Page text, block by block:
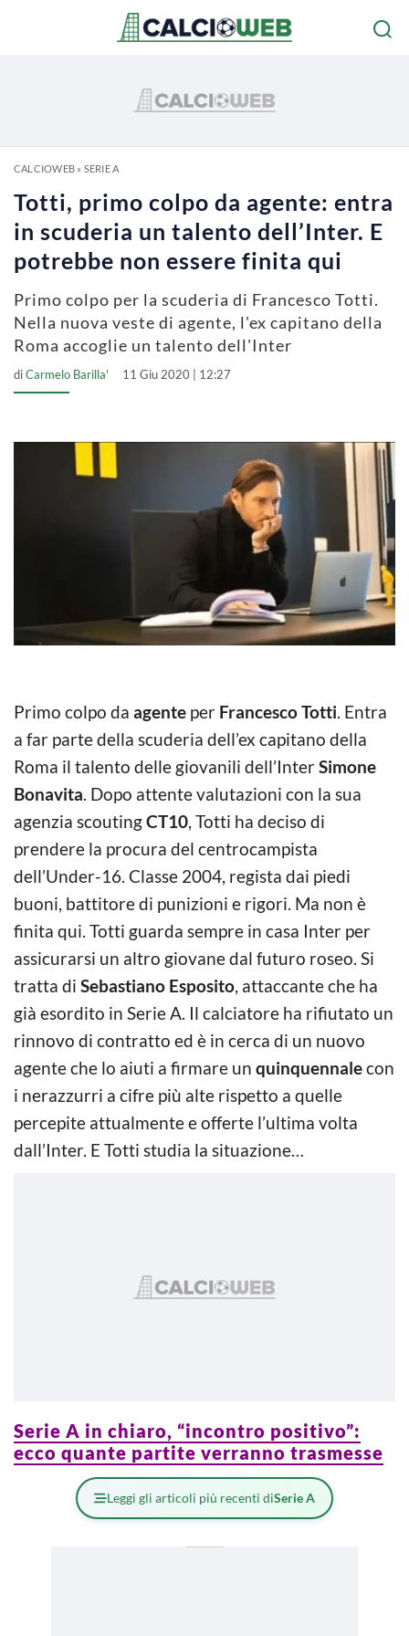
CALCIOWEB» SERIE A
Totti, primo colpo da agente: entra
in scuderia un talento dell’Inter. E
potrebbe non essere finita qui
Primo colpo per la scuderia di Francesco Totti.
Nella nuova veste di agente, l'ex capitano della
Roma accoglie un talento dell'Inter
diCarmelo Barilla' 11 Giu 2020 | 12:27
Primo colpo da agente per Francesco Totti. Entra
a far parte della scuderia dell’ex capitano della
Roma il talento delle giovanili dell’InterSimone
Bonavita. Dopo attente valutazioni con la sua
agenzia scoutingCT10, Totti ha deciso di
prendere la procura del centrocampista
dell’Under-16. Classe 2004, regista dai piedi
buoni, battitore di punizioni e rigori. Ma non è
finita qui. Totti guarda sempre in casa Inter per
assicurarsi un altro giovane dal futuro roseo. Si
tratta di Sebastiano Esposito, attaccante che ha
già esordito in Serie A. Il calciatore ha rifiutato un
rinnovo di contratto ed è in cerca di un nuovo
agente che lo aiuti a firmare un quinquennalecon
i nerazzurri a cifre più alte rispetto a quelle
percepite attualmente e offerte l’ultima volta
dall’Inter. E Totti studia la situazione…
Serie A in chiaro, “incontro positivo”:
ecco quante partite verranno trasmesse
Leggi gli articoli più recenti diSerie A